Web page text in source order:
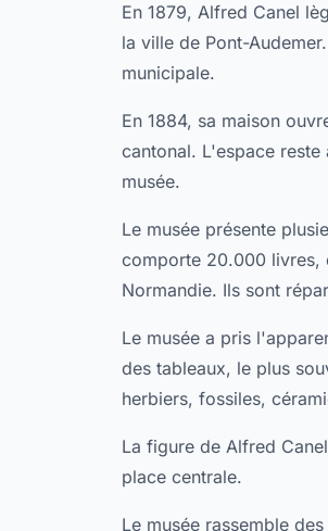
En 1879, Alfred Canel
la ville de Pont-
municipale.
En 1884, sa maison
cantonal. L'espace
musée.
Le musée présente
comporte 20.000 livres,
Normandie. Ils sont
Le musée a pris
des tableaux, le plus
herbiers, fossiles,
La figure de Alfred
place centrale.
Le musée rassemble